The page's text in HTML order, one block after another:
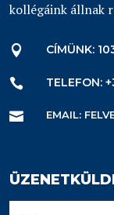
kollégáink állnak
 CÍMÜNK:
 TELEFON:
 EMAIL: